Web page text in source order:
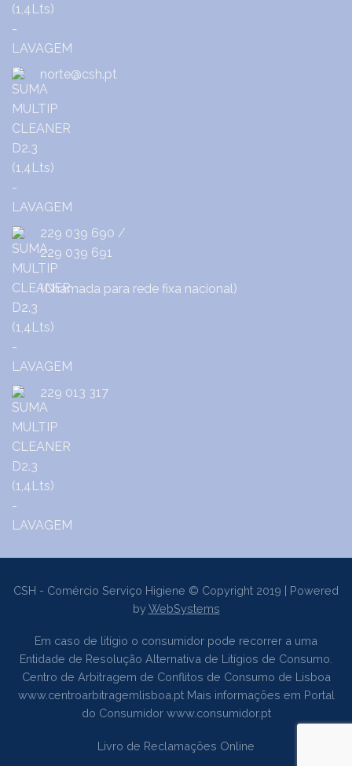
norte@csh.pt
229 039 690 /
229 039 691
(Chamada para rede fixa nacional)
229 013 317
CSH - Comércio Serviço Higiene © Copyright 2019 | Powered
byWebSystems
Em caso de litígio o consumidor pode recorrer a uma
Entidade de Resolução Alternativa de Litígios de Consumo.
Centro de Arbitragem de Conflitos de Consumo de Lisboa
www.centroarbitragemlisboa.ptMais informações em Portal
do Consumidor www.consumidor.pt
Livro de Reclamações Online